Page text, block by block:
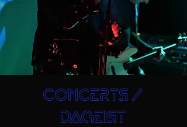
concerts /
DAGEIST